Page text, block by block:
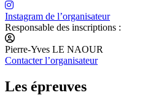
Instagram de l’organisateur
Responsable des inscriptions :
Pierre-Yves LE NAOUR
Contacter l’organisateur
Les épreuves